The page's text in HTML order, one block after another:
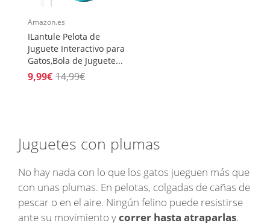
Amazon.es
ILantule Pelota de
Juguete Interactivo para
Gatos,Bola de Juguete...
9,99€ 14,99€
Juguetes con plumas
No hay nada con lo que los gatos jueguen más que
con unas plumas. En pelotas, colgadas de cañas de
pescar o en el aire. Ningún felino puede resistirse
ante su movimiento ycorrer hasta atraparlas.